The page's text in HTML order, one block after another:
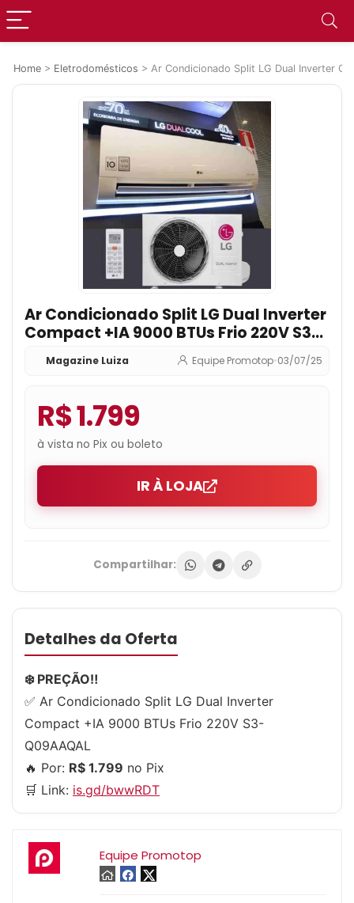
Home > Eletrodomésticos > Ar Condicionado Split LG Dual Inverter
Ar Condicionado Split LG Dual Inverter
Compact +IA 9000 BTUs Frio 220V S3-
Q09AAQAL
Magazine Luiza Equipe Promotop•03/07/25
R$ 1.799
à vista no Pix ou boleto
IR À LOJA
Compartilhar:
Detalhes da Oferta
❄️ PREÇÃO‼️
✅ Ar Condicionado Split LG Dual Inverter
Compact +IA 9000 BTUs Frio 220V S3-
Q09AAQAL
🔥 Por: R$ 1.799 no Pix
🛒 Link: is.gd/bwwRDT
Equipe Promotop